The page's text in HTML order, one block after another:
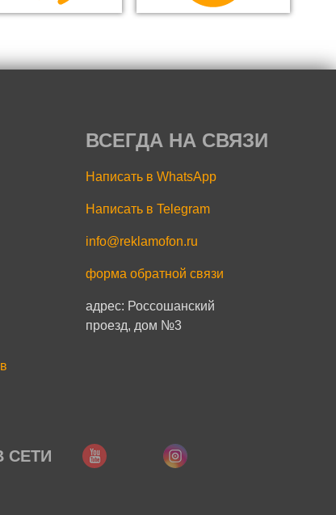
ВСЕГДА НА СВЯЗИ
Написать в WhatsApp
Написать в Telegram
info@reklamofon.ru
форма обратной связи
адрес: Россошанский
проезд, дом №3
СЕТИ